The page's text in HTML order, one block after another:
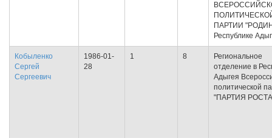
ПАРТИИ
Республике
Кобыленко
Сергей
Сергеевич
1986-01-
28
1 8
Региональное
отделение в
Адыгея
политической
"ПАРТИЯ